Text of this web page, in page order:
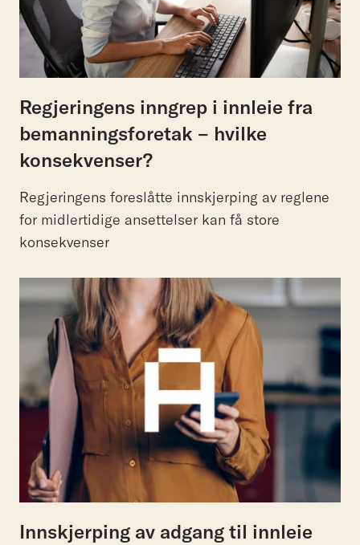
Regjeringens inngrep i innleie fra
bemanningsforetak – hvilke
konsekvenser?
Regjeringens foreslåtte innskjerping av reglene
for midlertidige ansettelser kan få store
konsekvenser
Innskjerping av adgang til innleie